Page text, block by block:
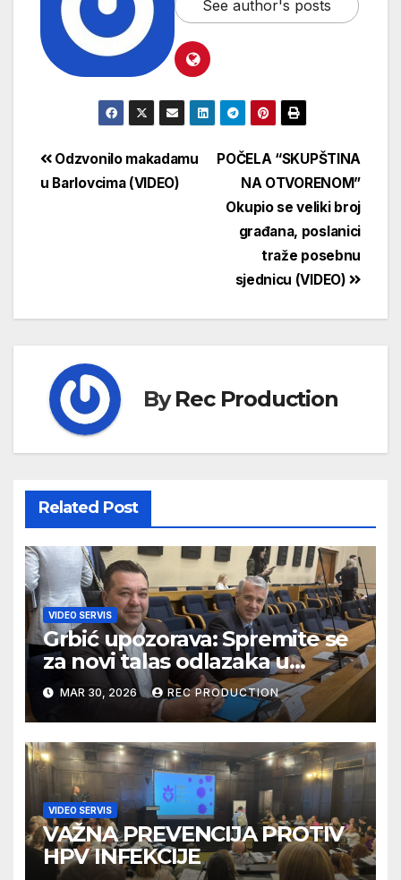
See author's posts
POČELA “SKUPŠTINA
NA OTVORENOM”
Okupio se veliki broj
građana, poslanici
traže posebnu
sjednicu (VIDEO)
Odzvonilo makadamu
u Barlovcima (VIDEO)
ByRec Production
Related Post
VIDEO SERVIS
Grbić upozorava: Spremite se
za novi talas odlazaka u
Njemačku
MAR 30, 2026 REC PRODUCTION
VIDEO SERVIS
VAŽNA PREVENCIJA PROTIV
HPV INFEKCIJE